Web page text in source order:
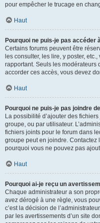
pour empêcher le trucage en
Haut
Pourquoi ne puis-je pas accéder
Certains forums peuvent être
les consulter, les lire, y poster,
rapportant. Seuls les modérateurs
accorder ces accès, vous devez
Haut
Pourquoi ne puis-je pas joindre
La possibilité d’ajouter des
groupe, ou par utilisateur.
fichiers joints pour le forum dans
groupe peut en joindre. Contactez
pourquoi vous ne pouvez pas
Haut
Pourquoi ai-je reçu un
Chaque administrateur a son
avez dérogé à une règle, vous
c’est la décision de
par les avertissements d’un site